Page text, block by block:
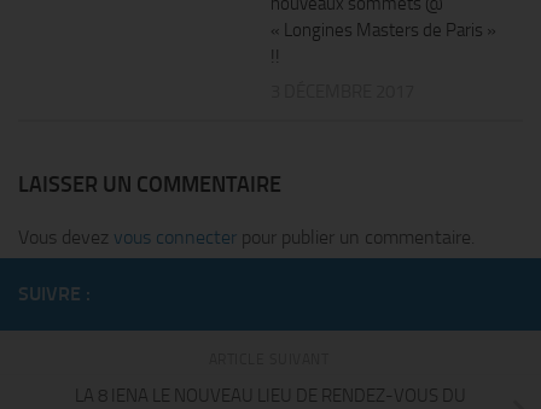
« Longines Masters de Paris »
!!
LAISSER UN COMMENTAIRE
Vous devez vous connecter pour publier un commentaire.
SUIVRE :
LA 8 IENA LE NOUVEAU LIEU DE RENDEZ-VOUS DU